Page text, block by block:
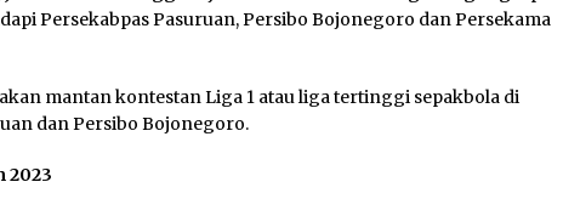
Persekabpas Pasuruan, Persibo Bojonegoro dan Persekama
mantan kontestan Liga 1 atau liga tertinggi sepakbola di
dan Persibo Bojonegoro.
2023